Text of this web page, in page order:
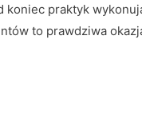
koniec praktyk
to prawdziwa